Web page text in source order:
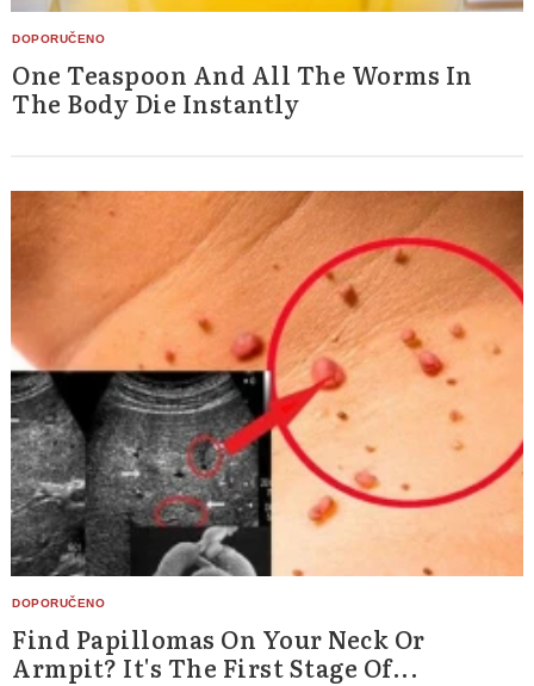
One Teaspoon And All The Worms In
The Body Die Instantly
Find Papillomas On Your Neck Or
Armpit? It's The First Stage Of...